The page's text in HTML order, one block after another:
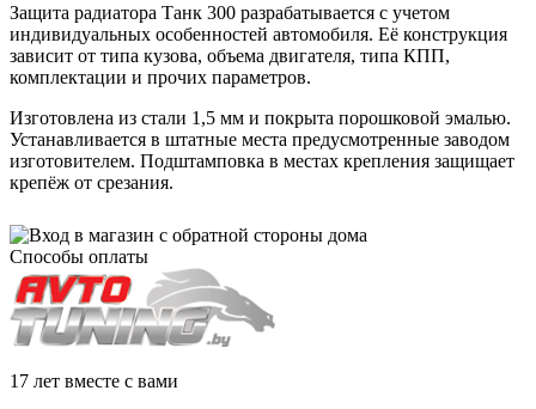
Защита радиатора Танк 300 разрабатывается с учетом
индивидуальных особенностей автомобиля. Её конструкция
зависит от типа кузова, объема двигателя, типа КПП,
комплектации и прочих параметров.
Изготовлена из стали 1,5 мм и покрыта порошковой эмалью.
Устанавливается в штатные места предусмотренные заводом
изготовителем. Подштамповка в местах крепления защищает
крепёж от срезания.
Способы оплаты
17 лет вместе с вами